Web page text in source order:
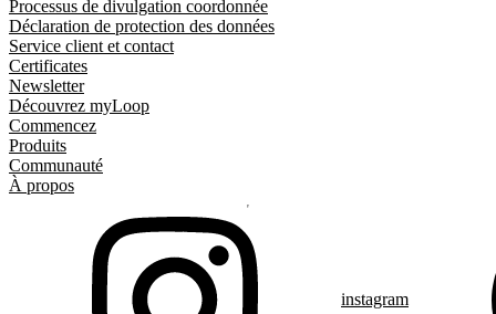
Processus de divulgation coordonnée
Déclaration de protection des données
Service client et contact
Certificates
Newsletter
Découvrez myLoop
Commencez
Produits
Communauté
À propos
instagram